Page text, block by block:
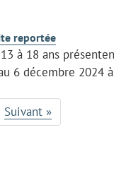
reportée
à 18 ans
6 décembre 2024
Suivant »